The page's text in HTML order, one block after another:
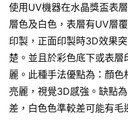
使用UV機器在水晶獎盃表
層色及白色，表層有UV層
印製，正面印製時3D效果
楚。並且於彩色底下或表
麗。此種手法優點為：顏
亮麗，視覺3D感強。缺點
差，白色色準較差可能有毛